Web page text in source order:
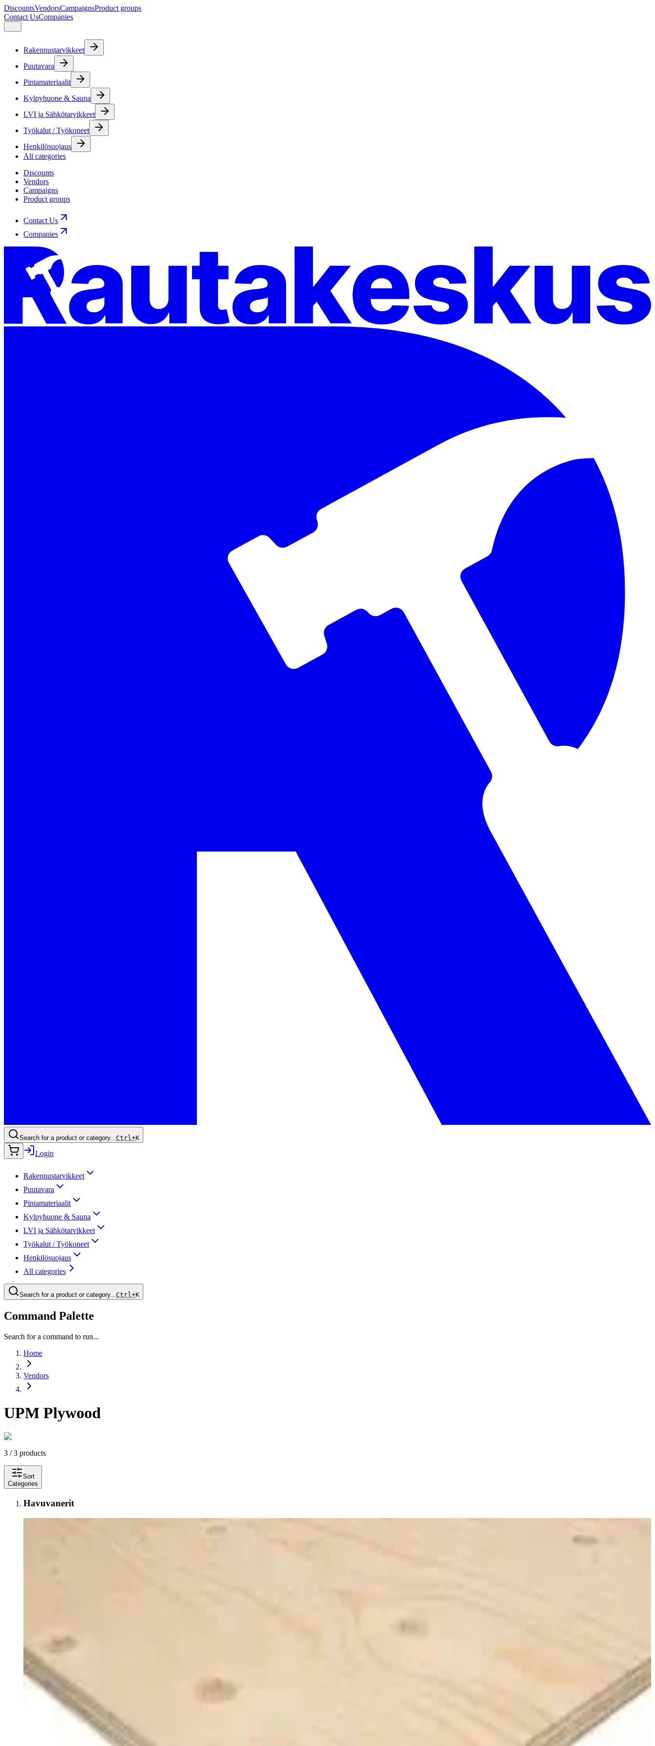
DiscountsVendorsCampaignsProduct groups
Contact UsCompanies
Rakennustarvikkeet
Puutavara
Pintamateriaalit
Kylpyhuone & Sauna
LVI ja Sähkötarvikkeet
Työkalut / Työkoneet
Henkilösuojaus
All categories
Discounts
Vendors
Campaigns
Product groups
Contact Us
Companies
Search for a product or category... Ctrl+K
Login
Rakennustarvikkeet
Puutavara
Pintamateriaalit
Kylpyhuone & Sauna
LVI ja Sähkötarvikkeet
Työkalut / Työkoneet
Henkilösuojaus
All categories
Search for a product or category... Ctrl+K
Command Palette
Search for a command to run...
Home
Vendors
UPM Plywood
3 / 3 products
Sort
Categories
Havuvanerit